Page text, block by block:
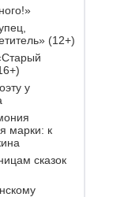
(12+)
у
марки: к
сказок